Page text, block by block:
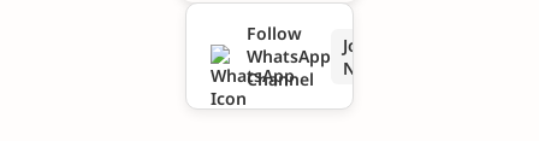
ബിൾ
ഡ്രൈവർ
/ വനിതാ
Follow
WhatsApp
Channel
Join
Now